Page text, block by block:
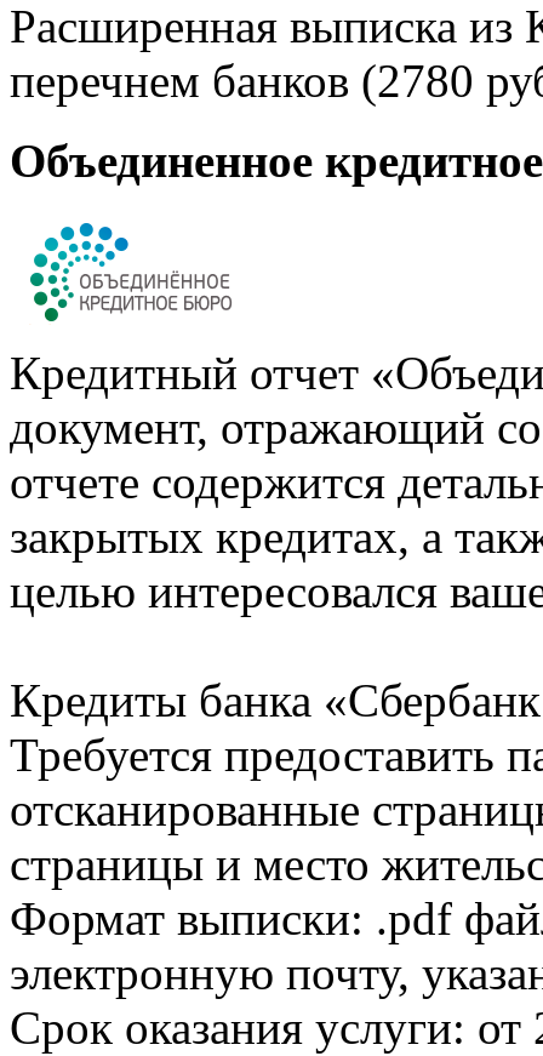
Расширенная выписка из
перечнем банков (2780
Объединенное
Кредитный отчет
документ, отражающий
отчете содержится
закрытых кредитах, а
целью интересовался
Кредиты банка
Требуется предоставить
отсканированные
страницы и место
Формат выписки: .pdf
электронную почту,
Срок оказания услуги: от